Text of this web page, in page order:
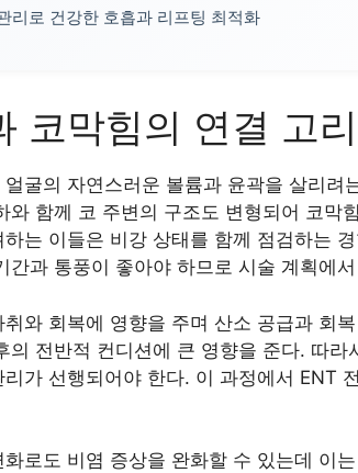
리로 건강한 호흡과 리프팅 최적화
코막힘의 연결 고
굴의 자연스러운 볼륨과 윤곽을 살리려
와 함께 코 주변의 구조도 변형되어 코막
는 이들은 비강 상태를 함께 점검하는
간과 통풍이 좋아야 하므로 시술 계획에
취와 회복에 영향을 주며 산소 공급과 회
의 전반적 컨디션에 큰 영향을 준다. 따
가 선행되어야 한다. 이 과정에서 ENT
로도 비염 증상을 완화할 수 있는데 이